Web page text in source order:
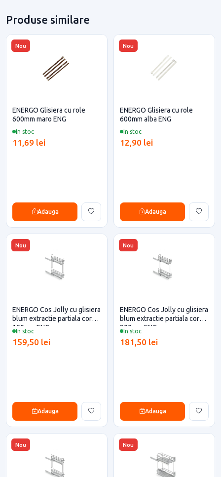
Produse similare
Nou
In stoc
ENERGO Glisiera cu role
600mm maro ENG
11,69 lei
Adauga
Nou
In stoc
ENERGO Glisiera cu role
600mm alba ENG
12,90 lei
Adauga
Nou
In stoc
ENERGO Cos Jolly cu glisiera
blum extractie partiala corp
150mm ENG
159,50 lei
Adauga
Nou
In stoc
ENERGO Cos Jolly cu glisiera
blum extractie partiala corp
200mm ENG
181,50 lei
Adauga
Nou Nou